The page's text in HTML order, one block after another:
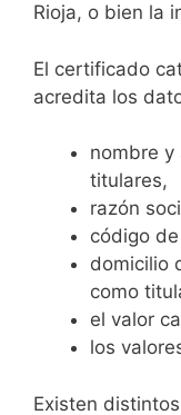
Rioja, o bien la
El certificado
acredita los
nombre
titulares,
razón
código
domicilio
como
el valor
los
Existen